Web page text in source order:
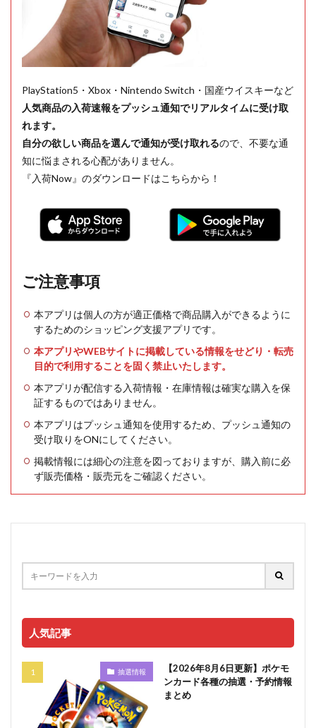
PlayStation5・Xbox・Nintendo Switch・国産ウイスキーなど
人気商品の入荷速報をプッシュ通知でリアルタイムに受け取
れます。
自分の欲しい商品を選んで通知が受け取れるので、不要な通
知に悩まされる心配がありません。
『入荷Now』のダウンロードはこちらから！
ご注意事項
本アプリは個人の方が適正価格で商品購入ができるように
するためのショッピング支援アプリです。
本アプリやWEBサイトに掲載している情報をせどり・転売
目的で利用することを固く禁止いたします。
本アプリが配信する入荷情報・在庫情報は確実な購入を保
証するものではありません。
本アプリはプッシュ通知を使用するため、プッシュ通知の
受け取りをONにしてください。
掲載情報には細心の注意を図っておりますが、購入前に必
ず販売価格・販売元をご確認ください。
人気記事
抽選情報
【2026年8月6日更新】ポケモ
ンカード各種の抽選・予約情報
まとめ